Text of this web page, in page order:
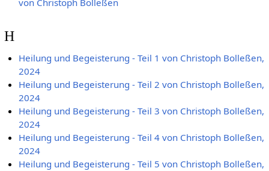
von Christoph Bolleßen
H
Heilung und Begeisterung - Teil 1 von Christoph Bolleßen,
2024
Heilung und Begeisterung - Teil 2 von Christoph Bolleßen,
2024
Heilung und Begeisterung - Teil 3 von Christoph Bolleßen,
2024
Heilung und Begeisterung - Teil 4 von Christoph Bolleßen,
2024
Heilung und Begeisterung - Teil 5 von Christoph Bolleßen,